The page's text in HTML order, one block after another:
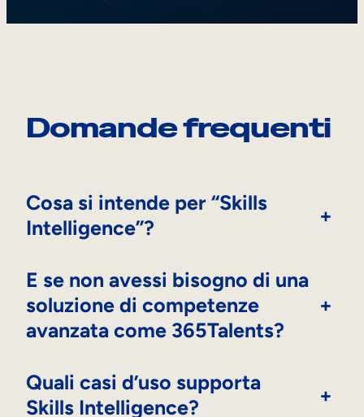
Domande frequenti
Cosa si intende per “Skills
Intelligence”?
+
E se non avessi bisogno di una
soluzione di competenze
avanzata come 365Talents?
+
Quali casi d’uso supporta
Skills Intelligence?
+